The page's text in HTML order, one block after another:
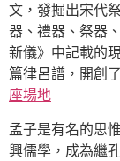
文，發掘出宋代
器、禮器、祭器
新儀》中記載的
篇律呂譜，開創
座場地
孟子是有名的思
興儒學，成為繼